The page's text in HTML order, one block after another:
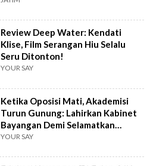
Review Deep Water: Kendati
Klise, Film Serangan Hiu Selalu
Seru Ditonton!
YOUR SAY
Ketika Oposisi Mati, Akademisi
Turun Gunung: Lahirkan Kabinet
Bayangan Demi Selamatkan
Demokrasi
YOUR SAY